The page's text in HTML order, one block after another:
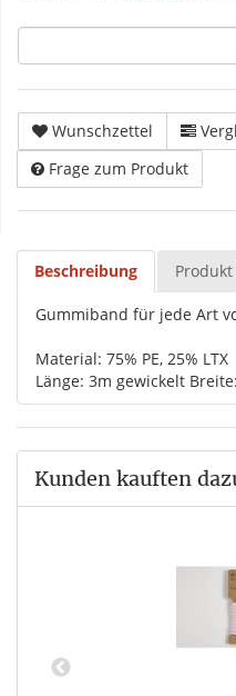
Wunschzettel
Frage zum Produkt
Beschreibung Produkt
Gummiband für jede Art
Material: 75% PE, 25% LTX
Länge: 3m gewickelt
Kunden kauften